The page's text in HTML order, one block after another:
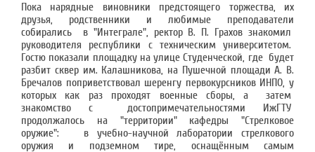
Пока нарядные виновники предстоящего торжества, их
друзья, родственники и любимые преподаватели
собирались в "Интеграле", ректор В. П. Грахов знакомил
руководителя республики с техническим университетом.
Гостю показали площадку на улице Студенческой, где будет
разбит сквер им. Калашникова, на Пушечной площади А. В.
Бречалов поприветствовал шеренгу первокурсников ИНПО, у
которых как раз проходят военные сборы, а затем
знакомство с достопримечательностями ИжГТУ
продолжалось на "территории" кафедры "Стрелковое
оружие": в учебно-научной лаборатории стрелкового
оружия и подземном тире, оснащённым самым